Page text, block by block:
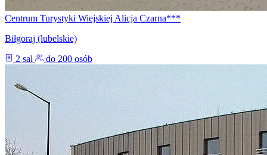
Centrum Turystyki Wiejskiej Alicja Czarna***
Biłgoraj (lubelskie)
2 sal
do 200 osób